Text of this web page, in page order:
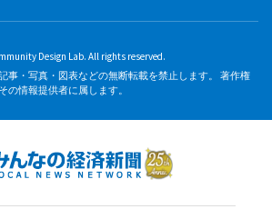
Design Lab. All rights reserved.
事・写真・図表などの無断転載を禁止します。 著作権
の情報提供者に属します。